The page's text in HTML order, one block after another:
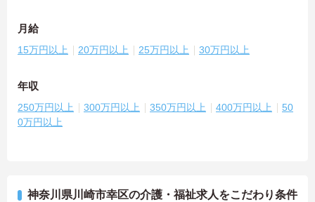
月給
15万円以上 20万円以上 25万円以上 30万円以上
年収
250万円以上 300万円以上 350万円以上 400万円以上
50
0万円以上
神奈川県川崎市幸区の介護・福祉求人をこだわり条件